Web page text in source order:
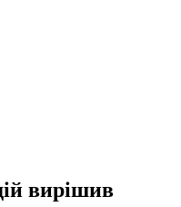
вирішив